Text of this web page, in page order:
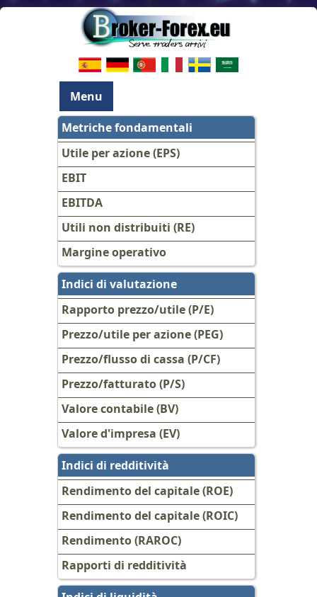
Menu
Metriche fondamentali
Utile per azione (EPS)
EBIT
EBITDA
Utili non distribuiti (RE)
Margine operativo
Indici di valutazione
Rapporto prezzo/utile (P/E)
Prezzo/utile per azione (PEG)
Prezzo/flusso di cassa (P/CF)
Prezzo/fatturato (P/S)
Valore contabile (BV)
Valore d'impresa (EV)
Indici di redditività
Rendimento del capitale (ROE)
Rendimento del capitale (ROIC)
Rendimento (RAROC)
Rapporti di redditività